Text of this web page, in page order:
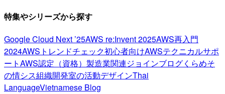
特集やシリーズから探す
Google Cloud Next ’25AWS re:Invent 2025AWS再入門
2024AWSトレンドチェック初心者向けAWSテクニカルサポ
ートAWS認定（資格） 製造業関連ジョインブログくらめそ
の情シス組織開発室の活動デザインThai
LanguageVietnamese Blog